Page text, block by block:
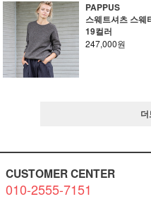
PAPPUS
스웨트셔츠 스웨
19컬러
247,000원
CUSTOMER CENTER
010-2555-7151